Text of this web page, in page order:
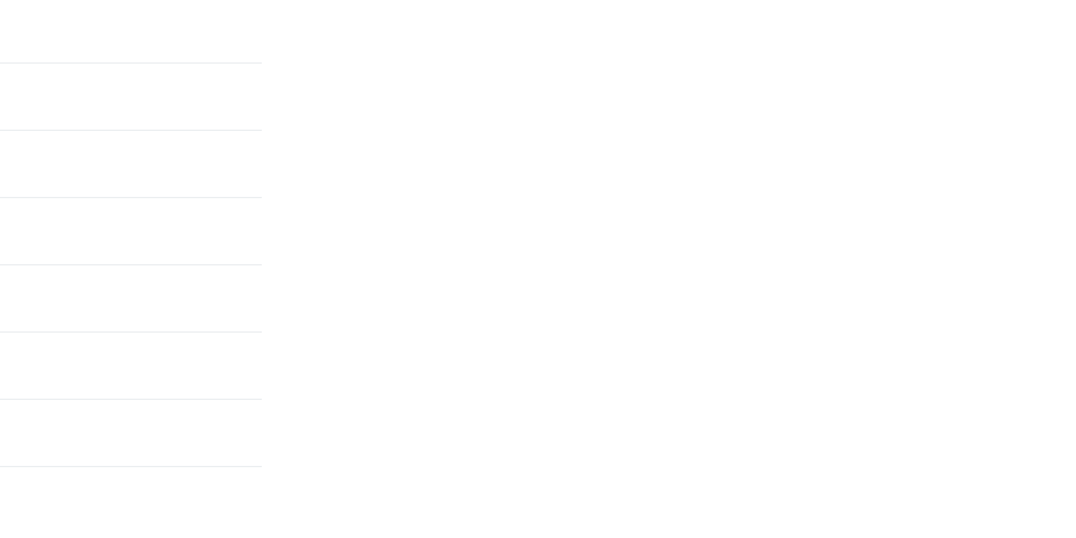
γνώσεων του στην
σε διεθνή περιοδικά,
εργάζεται ως Επιμελητής
με ιδιωτικές